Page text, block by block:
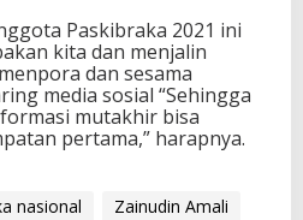
Paskibraka 2021 ini
kita dan menjalin
dan sesama
media sosial “Sehingga
mutakhir bisa
pertama,” harapnya.
nasional Zainudin Amali